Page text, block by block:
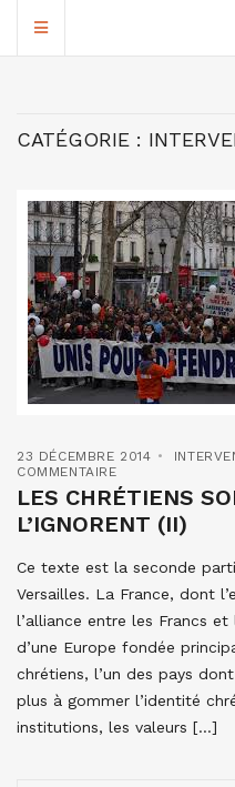
CATÉGORIE :
23 DÉCEMBRE 2014
COMMENTAIRE
LES CHRÉTIENS
L’IGNORENT (II)
Ce texte est la seconde
Versailles. La France, dont
l’alliance entre les Francs
d’une Europe fondée
chrétiens, l’un des pays
plus à gommer l’identité
institutions, les valeurs […]